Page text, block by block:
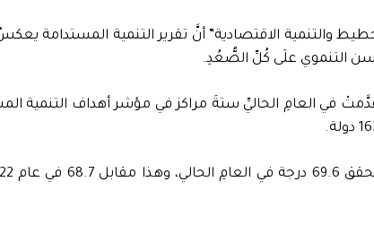
والتنمية الاقتصادية” أنَّ تقرير التنمية المستدامة
التنموي علَى كُلِّ الصُّعُدِ.